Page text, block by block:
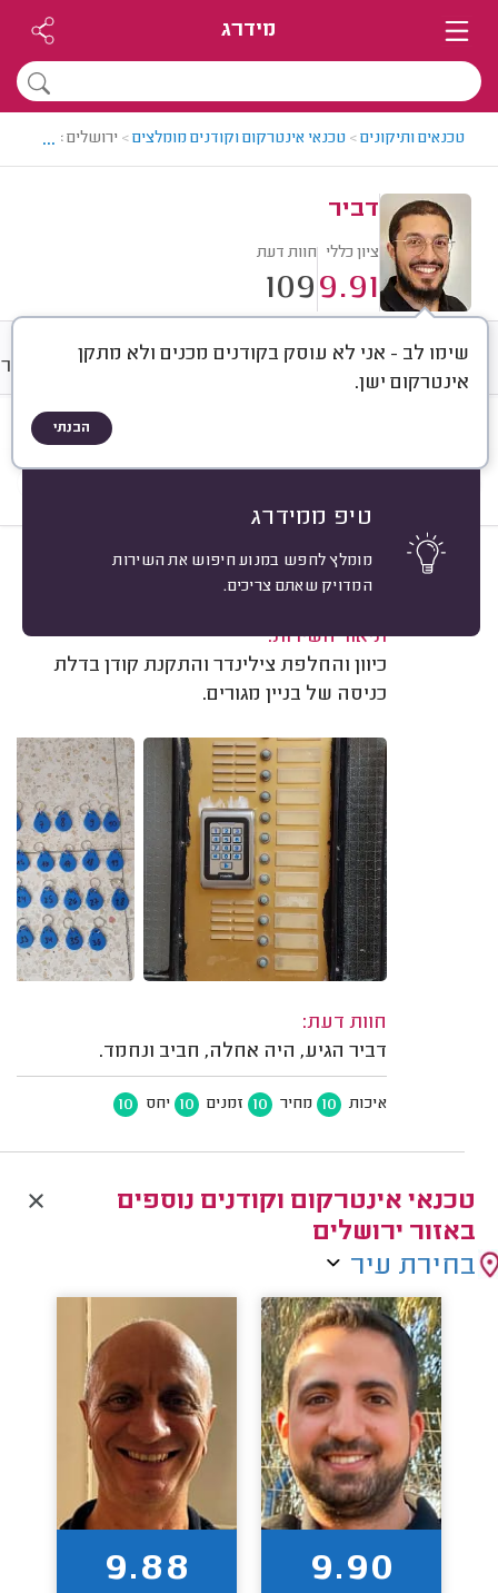
מידרג
טכנאים ותיקונים> טכנאי אינטרקום וקודנים מומלצים> ירושלים > טכנאי
...
דביר
ציון כללי
9.91
חוות דעת
109
שימו לב - אני לא עוסק בקודנים מכנים ולא מתקן
אינטרקום ישן.
הבנתי
טיפ ממידרג
מומלץ לחפש במנוע חיפוש את השירות
המדויק שאתם צריכים.
חוות דעת מחירים ממוצע
אסף עסיס, ירושלים.
משוב: 19/09/2023
תיאור השירות:
כיוון והחלפת צילינדר והתקנת קודן בדלת
כניסה של בניין מגורים.
חוות דעת:
דביר הגיע, היה אחלה, חביב ונחמד.
איכות 10 מחיר 10 זמנים 10 יחס 10
10
טכנאי אינטרקום וקודנים נוספים
באזור ירושלים
בחירת עיר
9.90
9.88